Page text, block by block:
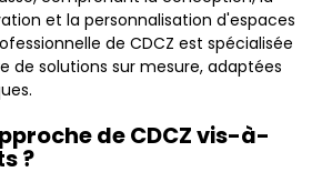
et la personnalisation d'espaces
de CDCZ est spécialisée
de solutions sur mesure, adaptées
de CDCZ vis-à-
?